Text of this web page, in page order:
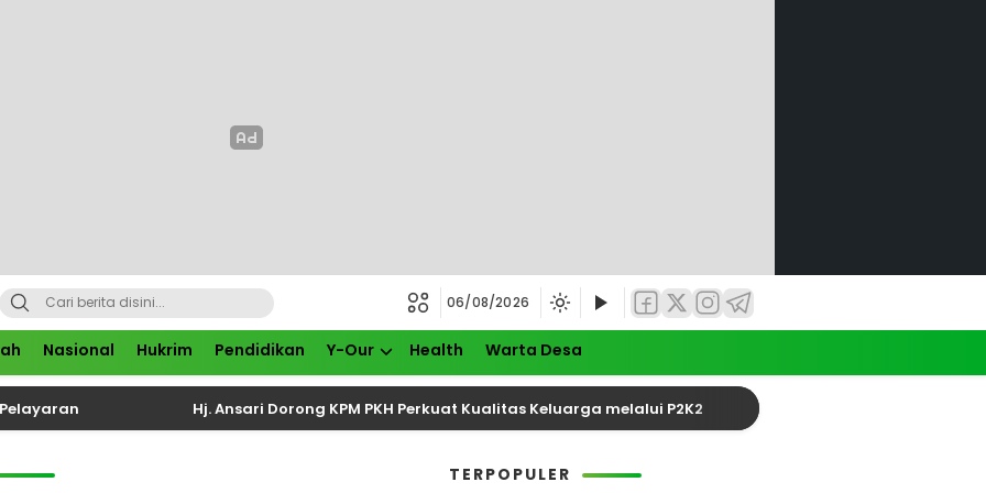
06/08/2026
Nasional Hukrim Pendidikan Y-Our Health Warta Desa
Hj. Ansari Dorong KPM PKH Perkuat Kualitas Keluarga melalui P2K2
TERPOPULER